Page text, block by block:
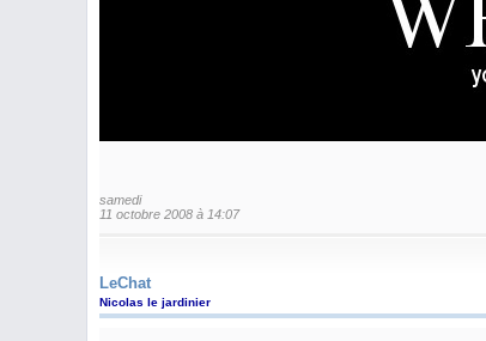
samedi
11 octobre 2008 à 14:07
LeChat
Nicolas le jardinier